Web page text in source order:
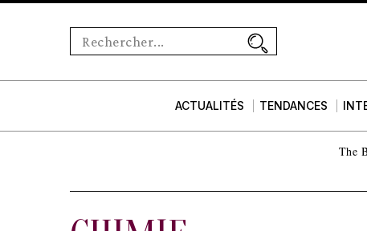
ACTUALITÉS TENDANCES
The